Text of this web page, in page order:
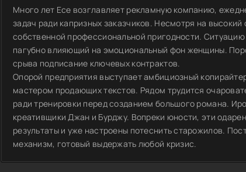
Много лет Есе возглавляет рекламную компанию,
задач ради капризных заказчиков. Несмотря на
собственной профессиональной пригодности.
пагубно влияющий на эмоциональный фон женщины.
срыва подписание ключевых контрактов.
Опорой предприятия выступает амбициозный
мастером продающих текстов. Рядом трудится
ради тренировки перед созданием большого романа.
креативщики Джан и Бурджу. Вопреки юности, эти
результаты и уже настроены потеснить старожилов.
механизм, готовый выдержать любой кризис.